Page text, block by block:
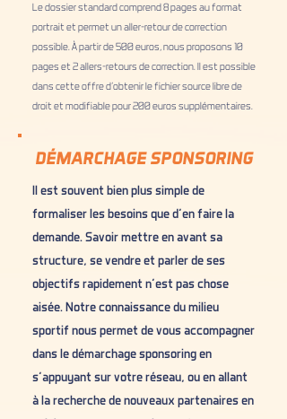
Le dossier standard comprend 8 pages au format
portrait et permet un aller-retour de correction
possible. À partir de 500 euros, nous proposons 10
pages et 2 allers-retours de correction. Il est possible
dans cette offre d’obtenir le fichier source libre de
droit et modifiable pour 200 euros supplémentaires.
DÉMARCHAGE SPONSORING
Il est souvent bien plus simple de
formaliser les besoins que d’en faire la
demande. Savoir mettre en avant sa
structure, se vendre et parler de ses
objectifs rapidement n’est pas chose
aisée. Notre connaissance du milieu
sportif nous permet de vous accompagner
dans le démarchage sponsoring en
s’appuyant sur votre réseau, ou en allant
à la recherche de nouveaux partenaires en